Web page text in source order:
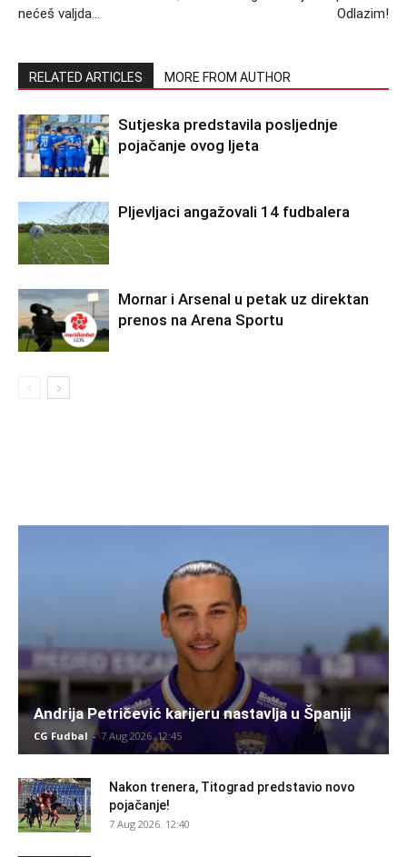
nećeš valjda…
Odlazim!
RELATED ARTICLES MORE FROM AUTHOR
Sutjeska predstavila posljednje
pojačanje ovog ljeta
Pljevljaci angažovali 14 fudbalera
Mornar i Arsenal u petak uz direktan
prenos na Arena Sportu
Andrija Petričević karijeru nastavlja u Španiji
CG Fudbal - 7 Aug 2026. 12:45
Nakon trenera, Titograd predstavio novo
pojačanje!
7 Aug 2026. 12:40